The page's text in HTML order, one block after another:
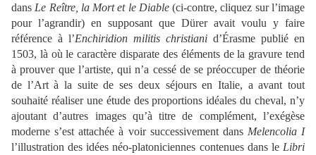
dans Le Reître, la Mort et le Diable(ci-contre, cliquez sur l’image
pour l’agrandir) en supposant que Dürer avait voulu y faire
référence à l’Enchiridion militis christiani d’Érasme publié en
1503, là où le caractère disparate des éléments de la gravure tend
à prouver que l’artiste, qui n’a cessé de se préoccuper de théorie
de l’Art à la suite de ses deux séjours en Italie, a avant tout
souhaité réaliser une étude des proportions idéales du cheval, n’y
ajoutant d’autres images qu’à titre de complément, l’exégèse
moderne s’est attachée à voir successivement dans Melencolia I
l’illustration des idées néo-platoniciennes contenues dans le Libri